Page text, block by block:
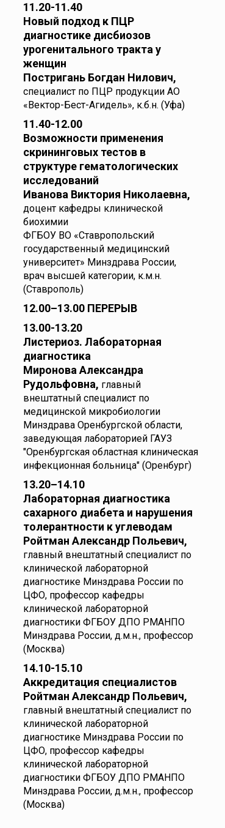
11.20-11.40
Новый подход к ПЦР
диагностике дисбиозов
урогенитального тракта у
женщин
Постригань Богдан Нилович,
специалист по ПЦР продукции АО
«Вектор-Бест-Агидель», к.б.н. (Уфа)
11.40-12.00
Возможности применения
скрининговых тестов в
структуре гематологических
исследований
Иванова Виктория Николаевна,
доцент кафедры клинической
биохимии
ФГБОУ ВО «Ставропольский
государственный медицинский
университет» Минздрава России,
врач высшей категории, к.м.н.
(Ставрополь)
12.00–13.00 ПЕРЕРЫВ
13.00-13.20
Листериоз. Лабораторная
диагностика
Миронова Александра
Рудольфовна, главный
внештатный специалист по
медицинской микробиологии
Минздрава Оренбургской области,
заведующая лабораторией ГАУЗ
"Оренбургская областная клиническая
инфекционная больница" (Оренбург)
13.20–14.10
Лабораторная диагностика
сахарного диабета и нарушения
толерантности к углеводам
Ройтман Александр Польевич,
главный внештатный специалист по
клинической лабораторной
диагностике Минздрава России по
ЦФО, профессор кафедры
клинической лабораторной
диагностики ФГБОУ ДПО РМАНПО
Минздрава России, д.м.н., профессор
(Москва)
14.10-15.10
Аккредитация специалистов
Ройтман Александр Польевич,
главный внештатный специалист по
клинической лабораторной
диагностике Минздрава России по
ЦФО, профессор кафедры
клинической лабораторной
диагностики ФГБОУ ДПО РМАНПО
Минздрава России, д.м.н., профессор
(Москва)